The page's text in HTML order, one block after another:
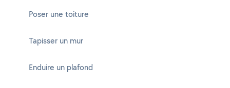
Poser une toiture
Tapisser un mur
Enduire un plafond